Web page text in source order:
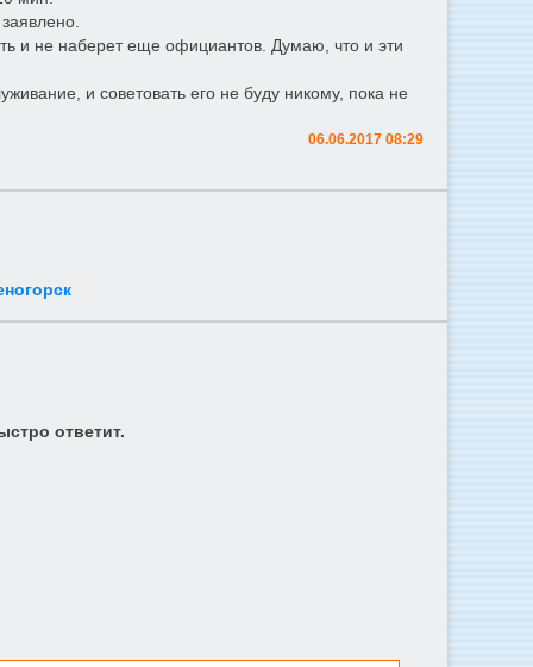
и не наберет еще официантов. Думаю, что и эти
и советовать его не буду никому, пока не
06.06.2017 08:29
ответит.